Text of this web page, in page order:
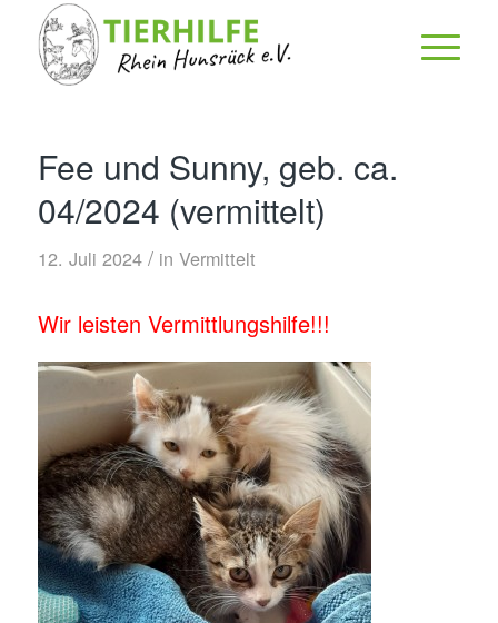
Fee und Sunny, geb. ca.
04/2024 (vermittelt)
12. Juli 2024 / in Vermittelt
Wir leisten Vermittlungshilfe!!!